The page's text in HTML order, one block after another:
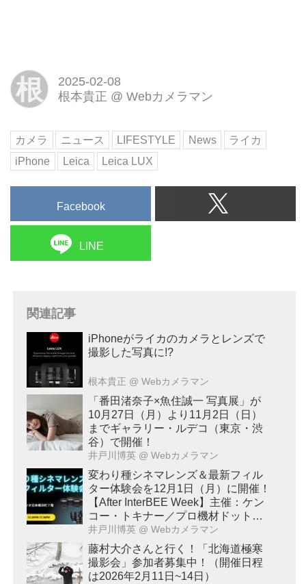
根
2025-02-08
根本貴正 @ Webカメラマン
カメラ ニュース LIFESTYLE News
ライカ
iPhone
Leica Leica LUX
Facebook
LINE
関連記事
iPhoneがライカのカメラとレンズで
撮影した写真に!?
根本貴正 @ Webカメラマン
「番田渚奈子×魚住誠一 写真展」が
10月27日（月）より11月2日（日）
までギャラリー・ルデコ（東京・渋
谷）で開催！
井戸川博英 @ Webカメラマン
変わり種シネマレンズ＆最新フィル
ター体験会を12月1日（月）に開催！
【After InterBEE Week】主催：ケン
コー・トキナー／プロ機材ドットコ
ム
井戸川博英 @ Webカメラマン
藤村大介さんと行く！「北海道極寒
撮影会」参加者募集中！（開催日程
は2026年2月11日~14日）